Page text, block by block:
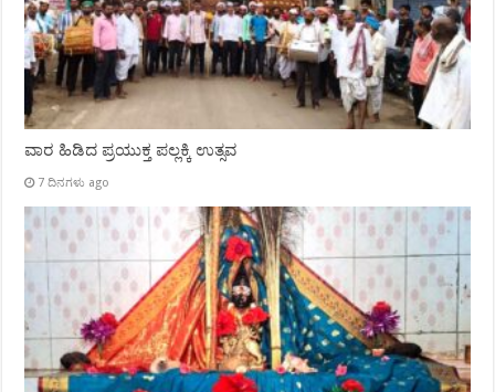
ವಾರ ಹಿಡಿದ ಪ್ರಯುಕ್ತ ಪಲ್ಲಕ್ಕಿ ಉತ್ಸವ
7 ದಿನಗಳು ago